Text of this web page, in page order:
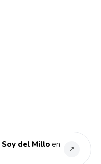
Soy del Millo en
↗